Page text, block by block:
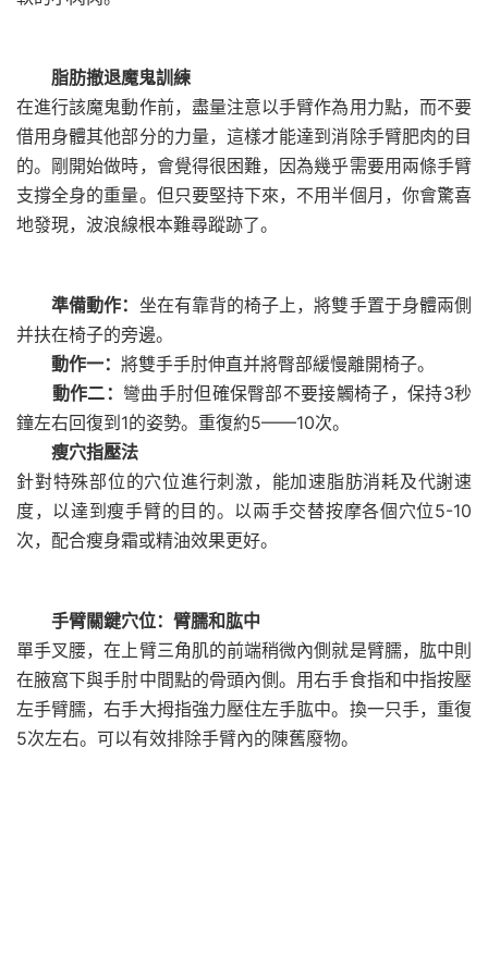
脂肪撤退魔鬼訓練
在進行該魔鬼動作前，盡量注意以手臂作為用力點，而不要
借用身體其他部分的力量，這樣才能達到消除手臂肥肉的目
的。剛開始做時，會覺得很困難，因為幾乎需要用兩條手臂
支撐全身的重量。但只要堅持下來，不用半個月，你會驚喜
地發現，波浪線根本難尋蹤跡了。
準備動作： 坐在有靠背的椅子上，將雙手置于身體兩側
并扶在椅子的旁邊。
動作一： 將雙手手肘伸直并將臀部緩慢離開椅子。
動作二： 彎曲手肘但確保臀部不要接觸椅子，保持3秒
鐘左右回復到1的姿勢。重復約5——10次。
瘦穴指壓法
針對特殊部位的穴位進行刺激，能加速脂肪消耗及代謝速
度，以達到瘦手臂的目的。以兩手交替按摩各個穴位5-10
次，配合瘦身霜或精油效果更好。
手臂關鍵穴位：臂臑和肱中
單手叉腰，在上臂三角肌的前端稍微內側就是臂臑，肱中則
在腋窩下與手肘中間點的骨頭內側。用右手食指和中指按壓
左手臂臑，右手大拇指強力壓住左手肱中。換一只手，重復
5次左右。可以有效排除手臂內的陳舊廢物。